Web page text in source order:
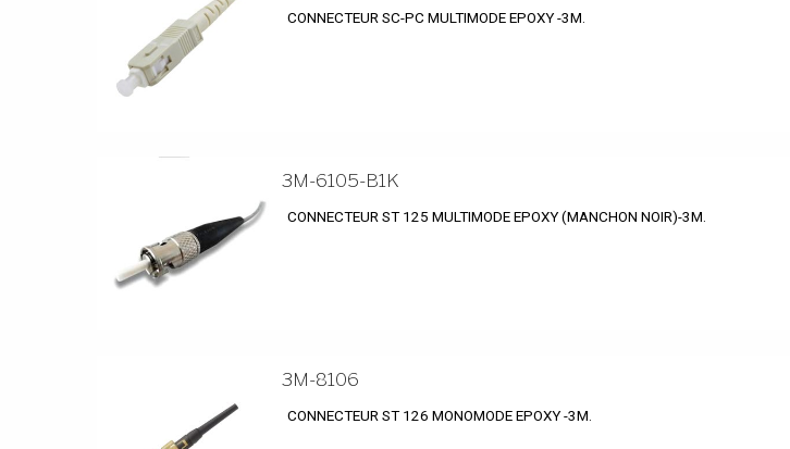
CONNECTEUR SC-PC MULTIMODE EPOXY -3M.
3M-6105-B1K
CONNECTEUR ST 125 MULTIMODE EPOXY (MANCHON NOIR)-3M.
3M-8106
CONNECTEUR ST 126 MONOMODE EPOXY -3M.